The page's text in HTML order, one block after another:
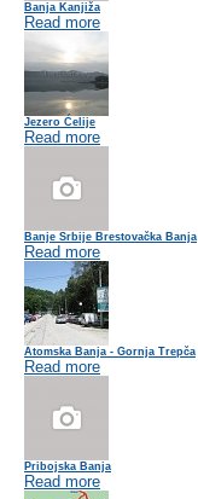
Banja Kanjiža
Read more
Jezero Ćelije
Read more
Banje Srbije Brestovačka Banja
Read more
Atomska Banja - Gornja Trepča
Read more
Pribojska Banja
Read more